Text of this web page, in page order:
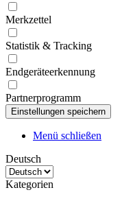
Merkzettel
Statistik & Tracking
Endgeräteerkennung
Partnerprogramm
Menü schließen
Deutsch
Kategorien